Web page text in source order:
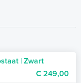
| Zwart
€ 249,00